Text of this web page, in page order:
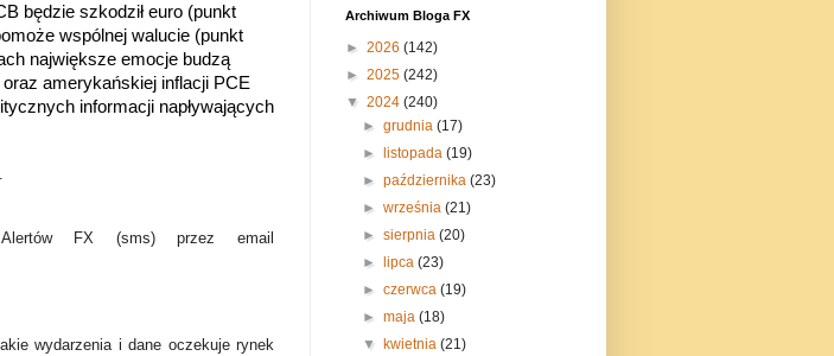
będzie szkodził euro (punkt
wspólnej walucie (punkt
największe emocje budzą
amerykańskiej inflacji PCE
informacji napływających
FX (sms) przez email
wydarzenia i dane oczekuje rynek
Archiwum Bloga FX
► 2026 (142)
► 2025 (242)
▼ 2024 (240)
►grudnia(17)
►listopada(19)
►października(23)
►września(21)
►sierpnia(20)
►lipca(23)
►czerwca(19)
►maja(18)
▼kwietnia(21)